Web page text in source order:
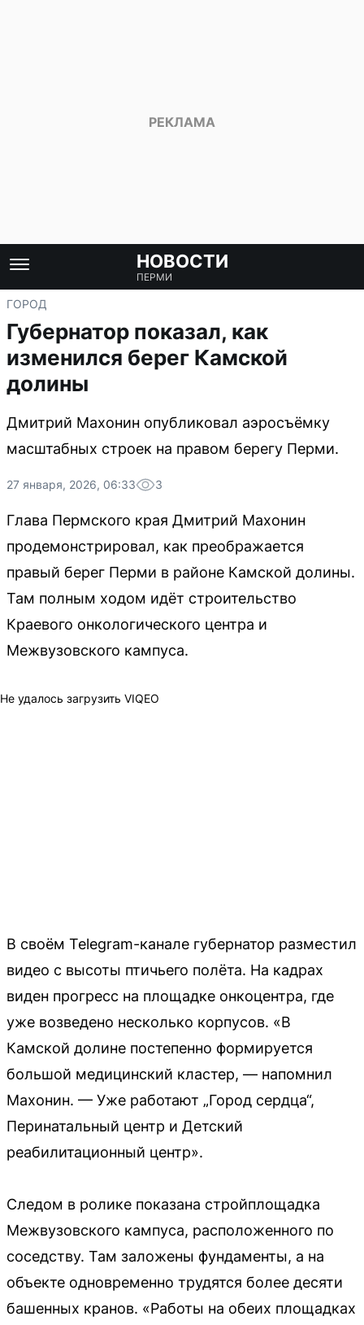
НОВОСТИ
ПЕРМИ
ГОРОД
Губернатор показал, как
изменился берег Камской
долины
Дмитрий Махонин опубликовал аэросъёмку
масштабных строек на правом берегу Перми.
27 января, 2026, 06:33 3
Глава Пермского края Дмитрий Махонин
продемонстрировал, как преображается
правый берег Перми в районе Камской долины.
Там полным ходом идёт строительство
Краевого онкологического центра и
Межвузовского кампуса.
Не удалось загрузить VIQEO
В своём Telegram-канале губернатор разместил
видео с высоты птичьего полёта. На кадрах
виден прогресс на площадке онкоцентра, где
уже возведено несколько корпусов. «В
Камской долине постепенно формируется
большой медицинский кластер, — напомнил
Махонин. — Уже работают „Город сердца“,
Перинатальный центр и Детский
реабилитационный центр».
Следом в ролике показана стройплощадка
Межвузовского кампуса, расположенного по
соседству. Там заложены фундаменты, а на
объекте одновременно трудятся более десяти
башенных кранов. «Работы на обеих площадках